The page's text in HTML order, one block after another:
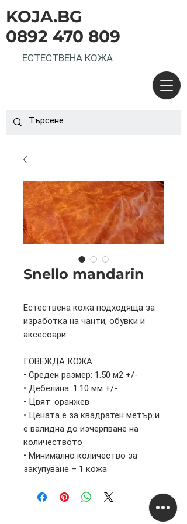
KOJA.BG
0892 470 809
ЕСТЕСТВЕНА КОЖА
Snello mandarin
Естествена кожа подходяща за
изработка на чанти, обувки и
аксесоари
ГОВЕЖДА КОЖА
• Среден размер: 1.50 м2 +/-
• Дебелина: 1.10 мм +/-
• Цвят: оранжев
• Цената е за квадратен метър и
е валидна до изчерпване на
количеството
• Минимално количество за
закупуване – 1 кожа